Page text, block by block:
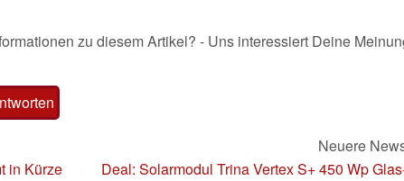
zu diesem Artikel? - Uns interessiert Deine
in Kürze
Neuere
Deal: Solarmodul Trina Vertex S+ 450 Wp